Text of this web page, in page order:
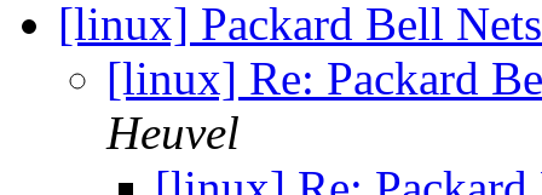
[linux] Packard Bell
[linux] Re: Packard
Heuvel